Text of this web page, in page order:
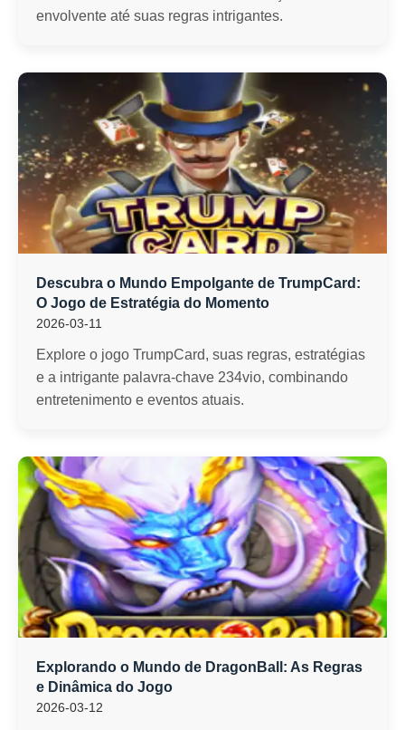
envolvente até suas regras intrigantes.
Descubra o Mundo Empolgante de TrumpCard:
O Jogo de Estratégia do Momento
2026-03-11
Explore o jogo TrumpCard, suas regras, estratégias
e a intrigante palavra-chave 234vio, combinando
entretenimento e eventos atuais.
Explorando o Mundo de DragonBall: As Regras
e Dinâmica do Jogo
2026-03-12